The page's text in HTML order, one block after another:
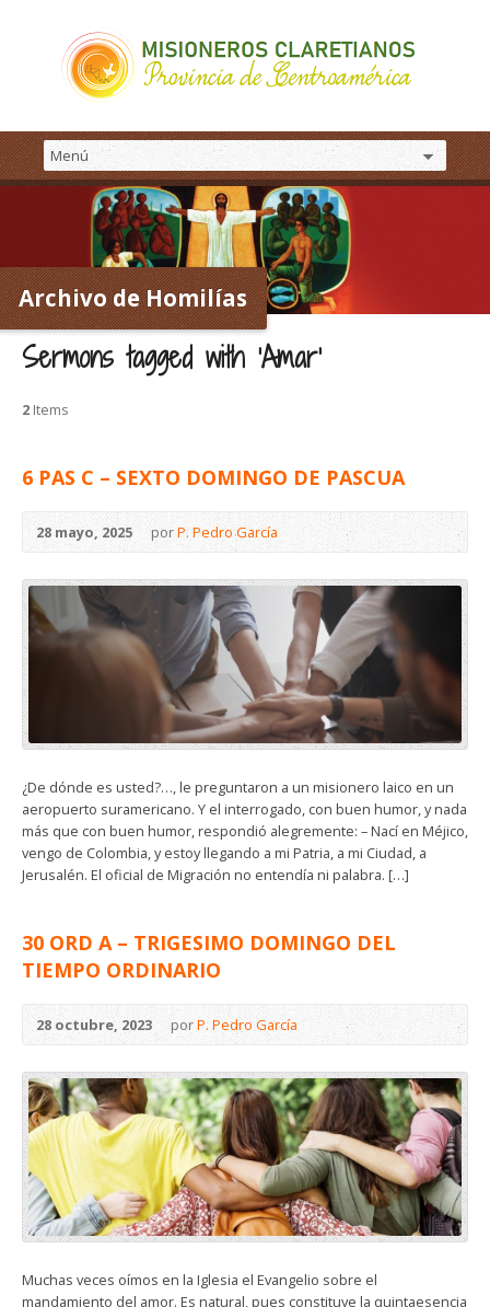
Archivo de Homilías
Sermons tagged with ‘Amar’
2 Items
6 PAS C – SEXTO DOMINGO DE PASCUA
28 mayo, 2025 porP. Pedro García
¿De dónde es usted?…, le preguntaron a un misionero laico en un
aeropuerto suramericano. Y el interrogado, con buen humor, y nada
más que con buen humor, respondió alegremente: – Nací en Méjico,
vengo de Colombia, y estoy llegando a mi Patria, a mi Ciudad, a
Jerusalén. El oficial de Migración no entendía ni palabra. […]
30 ORD A – TRIGESIMO DOMINGO DEL
TIEMPO ORDINARIO
28 octubre, 2023 porP. Pedro García
Muchas veces oímos en la Iglesia el Evangelio sobre el
mandamiento del amor. Es natural, pues constituye la quintaesencia